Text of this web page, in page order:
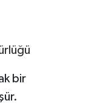
bir